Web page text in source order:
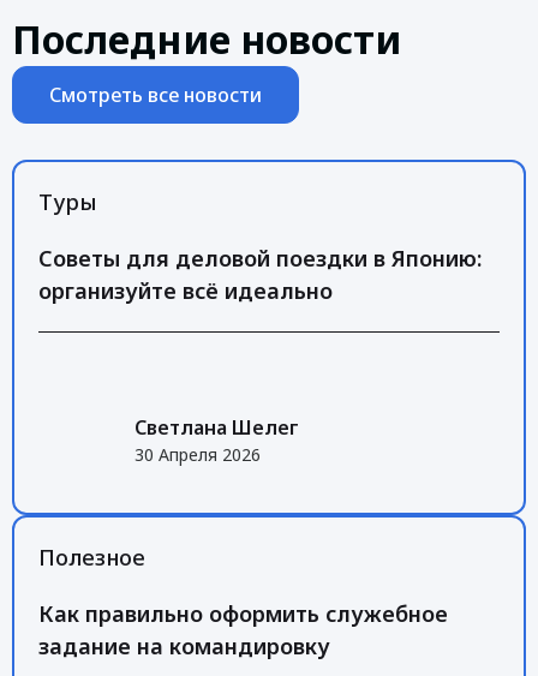
Последние новости
Смотреть все новости
Туры
Советы для деловой поездки в Японию:
организуйте всё идеально
Светлана Шелег
30 Апреля 2026
Полезное
Как правильно оформить служебное
задание на командировку